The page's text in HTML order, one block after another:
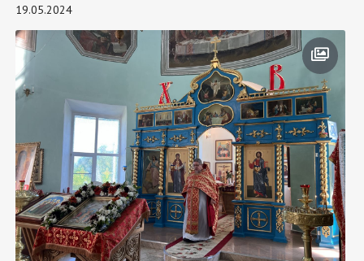
19.05.2024